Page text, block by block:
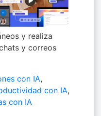
y realiza
y correos
con IA,
con IA,
con IA